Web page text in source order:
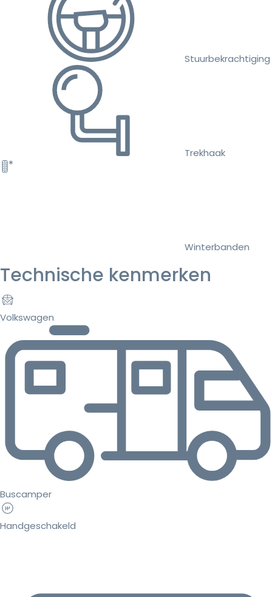
Stuurbekrachtiging
Trekhaak
Winterbanden
Technische kenmerken
Volkswagen
Buscamper
Handgeschakeld